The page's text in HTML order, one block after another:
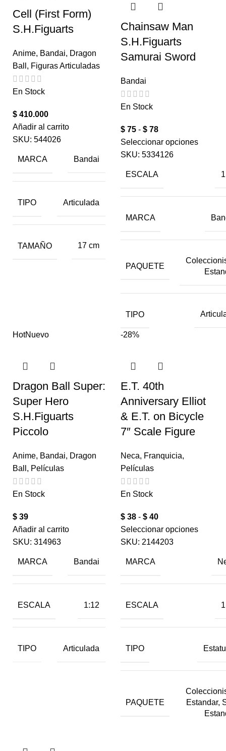
Cell (First Form)
S.H.Figuarts
Anime, Bandai, Dragon
Ball , Figuras Articuladas
En Stock
$ 410.000
Añadir al carrito
SKU: 544026
MARCA Bandai
TIPO Articulada
TAMAÑO 17 cm
Chainsaw Man
S.H.Figuarts
Samurai Sword
Bandai
En Stock
$ 75 - $ 78
Seleccionar opciones
SKU: 5334126
ESCALA
MARCA
PAQUETE
TIPO
HotNuevo
Dragon Ball Super:
Super Hero
S.H.Figuarts
Piccolo
Anime, Bandai, Dragon
Ball , Películas
En Stock
$ 39
Añadir al carrito
SKU: 314963
MARCA Bandai
ESCALA 1:12
TIPO Articulada
-28%
E.T. 40th
Anniversary Elliot
& E.T. on Bicycle
7″ Scale Figure
Neca, Franquicia,
Películas
En Stock
$ 38 - $ 40
Seleccionar opciones
SKU: 2144203
MARCA
ESCALA
TIPO
PAQUETE
Estandar,